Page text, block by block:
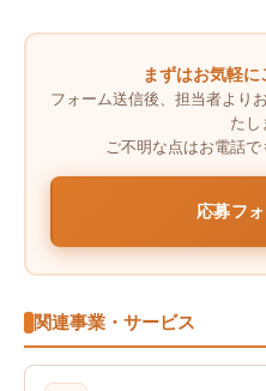
まずはお気軽に
フォーム送信後、担当者より
たし
ご不明な点はお電話で
応募フ
関連事業・サービス